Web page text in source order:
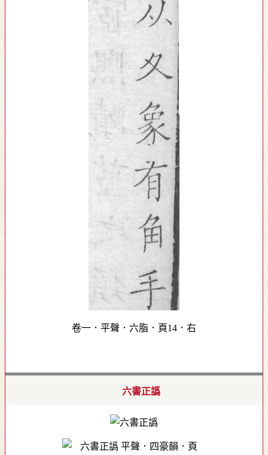
卷一．平聲．六脂．頁14．右
六書正譌